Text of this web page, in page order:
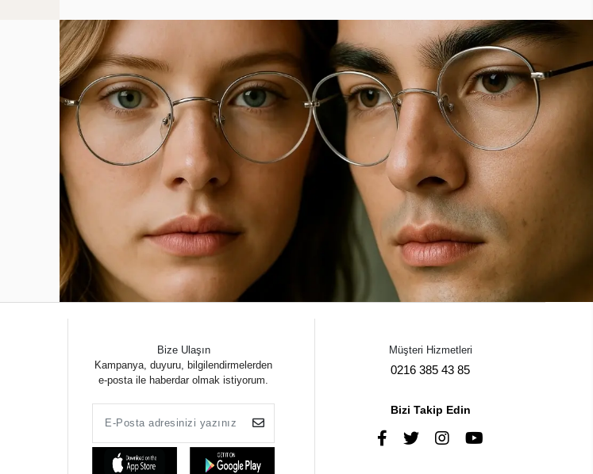
Bize Ulaşın
Kampanya, duyuru, bilgilendirmelerden
e-posta ile haberdar olmak istiyorum.
Müşteri Hizmetleri
0216 385 43 85
Bizi Takip Edin